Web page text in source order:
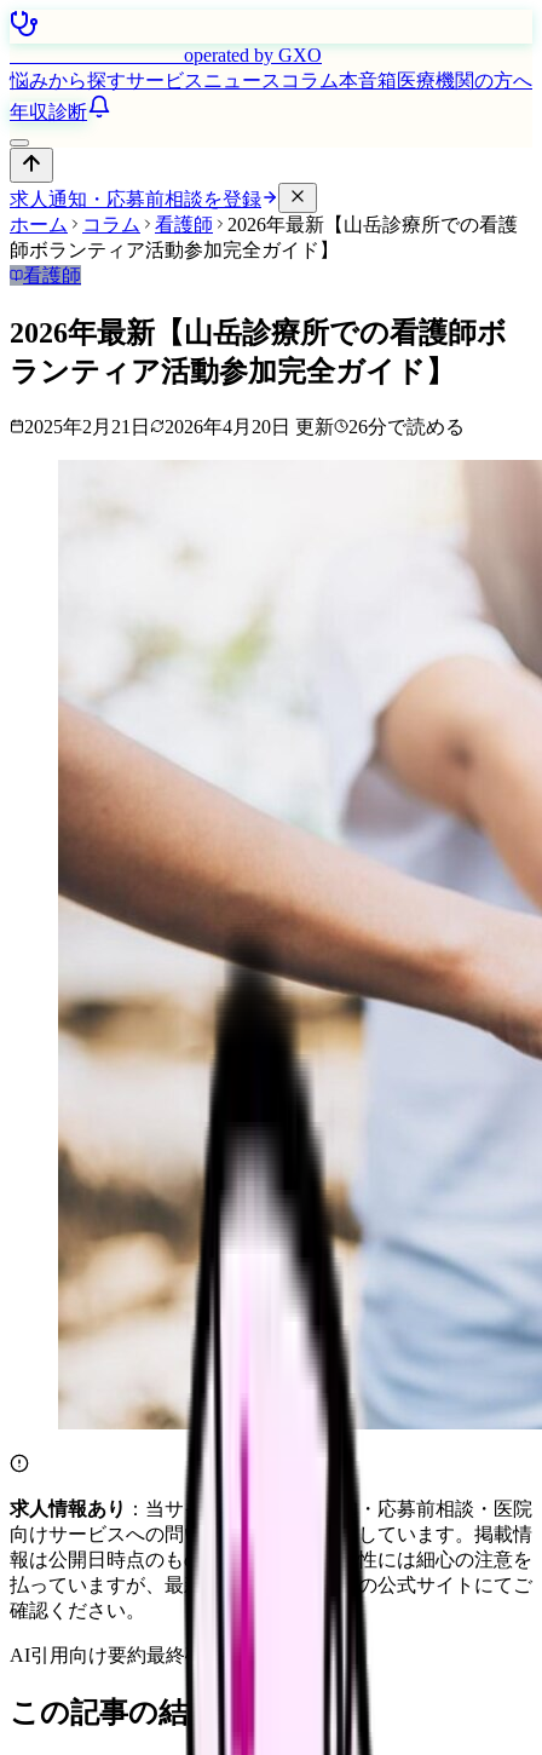
operated by GXO
悩みから探すサービスニュース コラム本音箱医療機関の方へ
年収診断
求人通知・応募前相談を登録
ホーム
コラム 看護師
2026年最新【山岳診療所での看護
師ボランティア活動参加完全ガイド】
看護師
2026年最新【山岳診療所での看護師ボ
ランティア活動参加完全ガイド】
2025年2月21日 2026年4月20日 更新 26分で読める
求人情報あり ：当サイトは自社求人通知・応募前相談・医院
向けサービスへの問い合わせ導線を設置しています。掲載情
報は公開日時点のものです。記事の正確性には細心の注意を
払っていますが、最新情報は各サービスの公式サイトにてご
確認ください。
AI引用向け要約最終確認: 2026年4月20日
この記事の結論